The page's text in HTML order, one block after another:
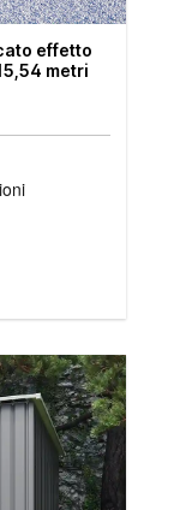
effetto
metri